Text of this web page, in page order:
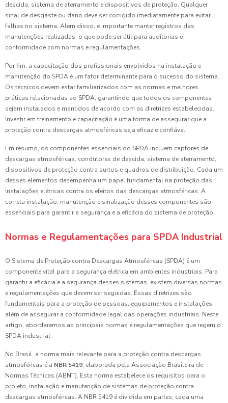
descida, sistema de aterramento e dispositivos de proteção. Qualquer
sinal de desgaste ou dano deve ser corrigido imediatamente para evitar
falhas no sistema. Além disso, é importante manter registros das
manutenções realizadas, o que pode ser útil para auditorias e
conformidade com normas e regulamentações.
Por fim, a capacitação dos profissionais envolvidos na instalação e
manutenção do SPDA é um fator determinante para o sucesso do sistema.
Os técnicos devem estar familiarizados com as normas e melhores
práticas relacionadas ao SPDA, garantindo que todos os componentes
sejam instalados e mantidos de acordo com as diretrizes estabelecidas.
Investir em treinamento e capacitação é uma forma de assegurar que a
proteção contra descargas atmosféricas seja eficaz e confiável.
Em resumo, os componentes essenciais do SPDA incluem captores de
descargas atmosféricas, condutores de descida, sistema de aterramento,
dispositivos de proteção contra surtos e quadros de distribuição. Cada um
desses elementos desempenha um papel fundamental na proteção das
instalações elétricas contra os efeitos das descargas atmosféricas. A
correta instalação, manutenção e sinalização desses componentes são
essenciais para garantir a segurança e a eficácia do sistema de proteção.
Normas e Regulamentações para SPDA Industrial
O Sistema de Proteção contra Descargas Atmosféricas (SPDA) é um
componente vital para a segurança elétrica em ambientes industriais. Para
garantir a eficácia e a segurança desses sistemas, existem diversas normas
e regulamentações que devem ser seguidas. Essas diretrizes são
fundamentais para a proteção de pessoas, equipamentos e instalações,
além de assegurar a conformidade legal das operações industriais. Neste
artigo, abordaremos as principais normas e regulamentações que regem o
SPDA industrial.
No Brasil, a norma mais relevante para a proteção contra descargas
atmosféricas é a NBR 5419, elaborada pela Associação Brasileira de
Normas Técnicas (ABNT). Esta norma estabelece os requisitos para o
projeto, instalação e manutenção de sistemas de proteção contra
descargas atmosféricas. A NBR 5419 é dividida em partes, cada uma